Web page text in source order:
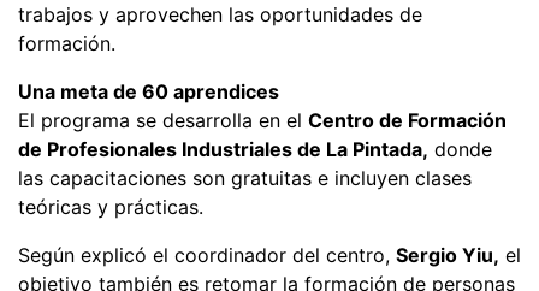
trabajos y aprovechen las oportunidades de
formación.
Una meta de 60 aprendices
El programa se desarrolla en el Centro de Formación
de Profesionales Industriales de La Pintada, donde
las capacitaciones son gratuitas e incluyen clases
teóricas y prácticas.
Según explicó el coordinador del centro, Sergio Yiu, el
objetivo también es retomar la formación de personas